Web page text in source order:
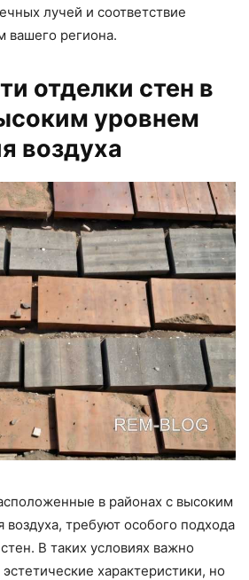
лучей и соответствие
вашего региона.
отделки стен в
уровнем
воздуха
в районах с высоким
воздуха, требуют особого подхода
В таких условиях важно
характеристики, но